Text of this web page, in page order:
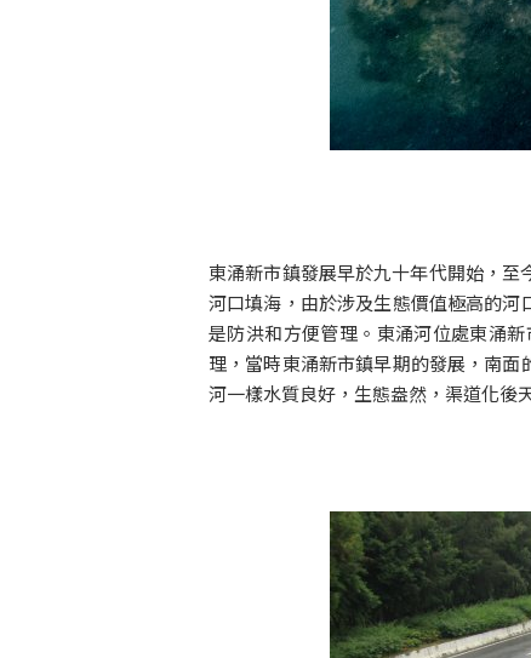
東涌新市鎮發展早於九十年代開始，
河口填海，由於涉及生態價值極高的
是防洪和方便管理。東涌河位處東涌
理，當時東涌新市鎮早期的發展，南
河一樣水質良好，生態盎然，渠道化後